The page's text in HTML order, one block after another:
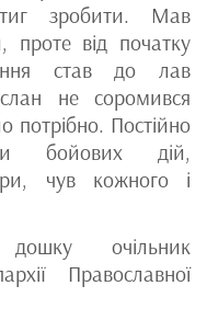
зробити. Мав
проте від початку
став до лав
не соромився
потрібно. Постійно
бойових дій,
чув кожного і
очільник
Православної